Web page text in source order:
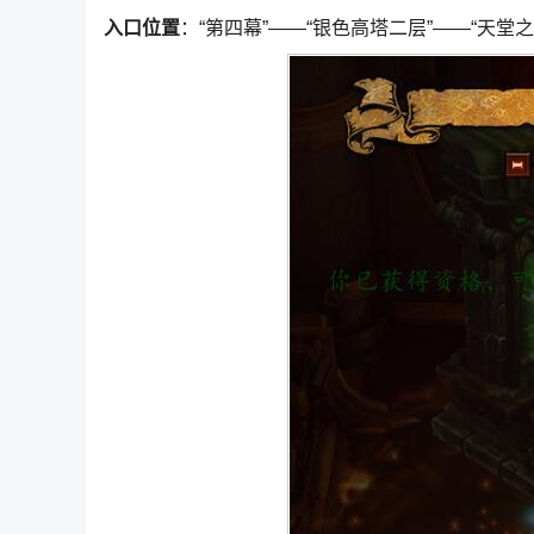
入口位置：“第四幕”——“银色高塔二层”——“天堂之